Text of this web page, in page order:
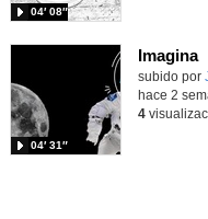
04′ 08″
Imagina
Contenido
subido por
04′ 31″
hace 2
4